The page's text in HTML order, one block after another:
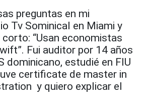
preguntas en mi
Tv Sominical en Miami y
“Usan economistas
Fui auditor por 14 años
dominicano, estudié en FIU
certificate de master in
y quiero explicar el